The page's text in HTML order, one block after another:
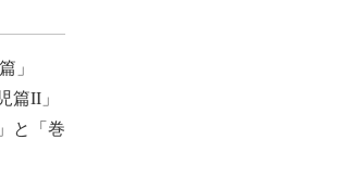
」
篇II」
と「巻